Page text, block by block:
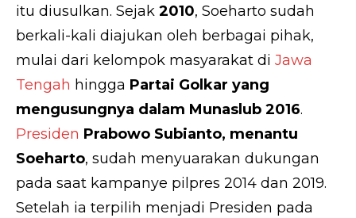
itu diusulkan. Sejak 2010, Soeharto sudah
berkali-kali diajukan oleh berbagai pihak,
mulai dari kelompok masyarakat di Jawa
Tengah hingga Partai Golkar yang
mengusungnya dalam Munaslub 2016.
Presiden Prabowo Subianto, menantu
Soeharto, sudah menyuarakan dukungan
pada saat kampanye pilpres 2014 dan 2019.
Setelah ia terpilih menjadi Presiden pada